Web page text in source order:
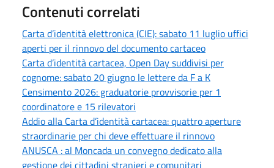
Contenuti correlati
Carta d’identità elettronica (CIE): sabato 11 luglio uffici
aperti per il rinnovo del documento cartaceo
Carta d’identità cartacea, Open Day suddivisi per
cognome: sabato 20 giugno le lettere da F a K
Censimento 2026: graduatorie provvisorie per 1
coordinatore e 15 rilevatori
Addio alla Carta d’identità cartacea: quattro aperture
straordinarie per chi deve effettuare il rinnovo
ANUSCA : al Moncada un convegno dedicato alla
gestione dei cittadini stranieri e comunitari